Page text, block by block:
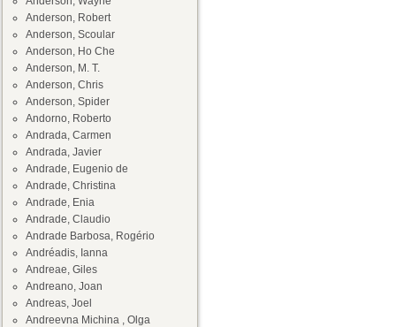
Anderson, Robert
Anderson, Scoular
Anderson, Ho Che
Anderson, M. T.
Anderson, Chris
Anderson, Spider
Andorno, Roberto
Andrada, Carmen
Andrada, Javier
Andrade, Eugenio de
Andrade, Christina
Andrade, Enia
Andrade, Claudio
Andrade Barbosa, Rogério
Andréadis, Ianna
Andreae, Giles
Andreano, Joan
Andreas, Joel
Andreevna Michina , Olga